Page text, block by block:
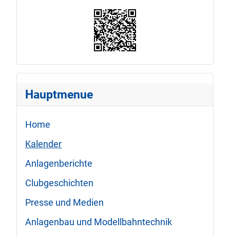
Hauptmenue
Home
Kalender
Anlagenberichte
Clubgeschichten
Presse und Medien
Anlagenbau und Modellbahntechnik